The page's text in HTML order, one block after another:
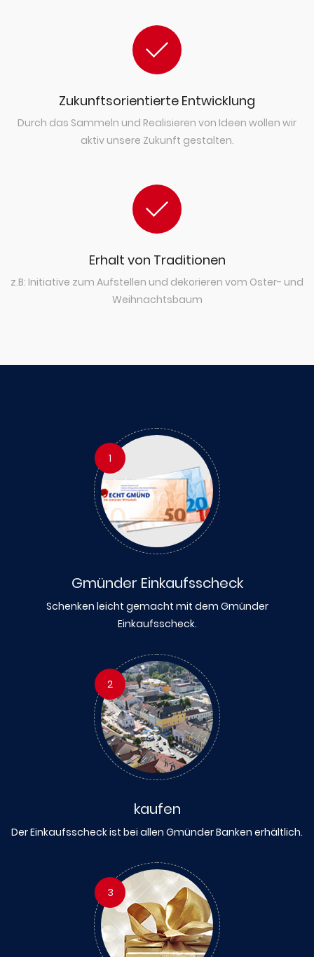
Zukunftsorientierte Entwicklung
Durch das Sammeln und Realisieren von Ideen wollen wir
aktiv unsere Zukunft gestalten.
Erhalt von Traditionen
z.B: Initiative zum Aufstellen und dekorieren vom Oster- und
Weihnachtsbaum
1
Gmünder Einkaufsscheck
Schenken leicht gemacht mit dem Gmünder
Einkaufsscheck.
2
kaufen
Der Einkaufsscheck ist bei allen Gmünder Banken erhältlich.
3